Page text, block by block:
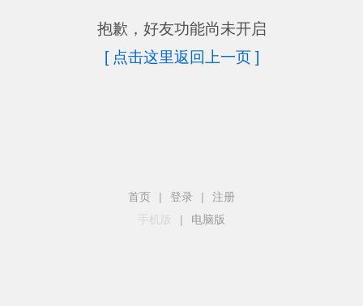
抱歉，好友功能尚未开启
[ 点击这里返回上一页 ]
首页 | 登录 |
注册
手机版
| 电脑版